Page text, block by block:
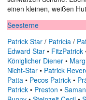
einen kleinen, weißen
Seesterne
Patrick Star / Patricia /
Edward Star • FitzPatrick
Königlicher Diener •
Nicht-Star • Patrick
Patta • Pecos Patrick •
Patrick • Preston •